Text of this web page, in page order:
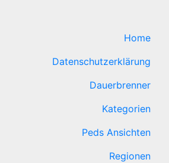
Home
Datenschutzerklärung
Dauerbrenner
Kategorien
Peds Ansichten
Regionen